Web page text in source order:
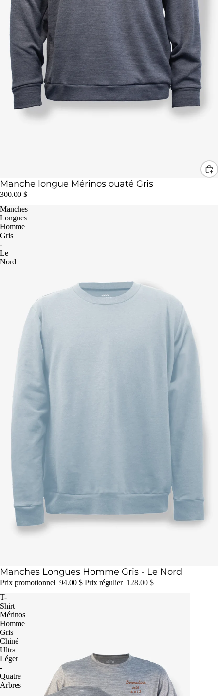
Manche longue Mérinos ouaté Gris
300.00 $
Manches
Longues
Homme
Gris
-
Le
Nord
Épuisé
Manches Longues Homme Gris - Le Nord
Prix promotionnel 94.00 $ Prix régulier 128.00 $
T-
Shirt
Mérinos
Homme
Gris
Chiné
Ultra
Léger
-
Quatre
Arbres